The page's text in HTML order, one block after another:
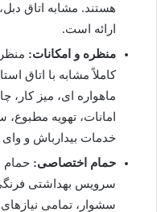
هستند. مشابه اتاق
ارائه است.
منظره و امکانات:
کاملاً مشابه با اتاق
ماهواره ای، میز
امانات، تهویه
خدمات بیدارباش و وای
حمام اختصاصی: حمام
سرویس بهداشتی
سشوار، تمامی